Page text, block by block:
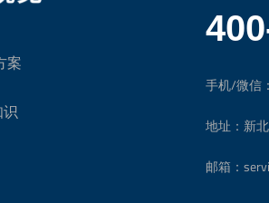
案
识
手机/微信：
地址：新
邮箱：